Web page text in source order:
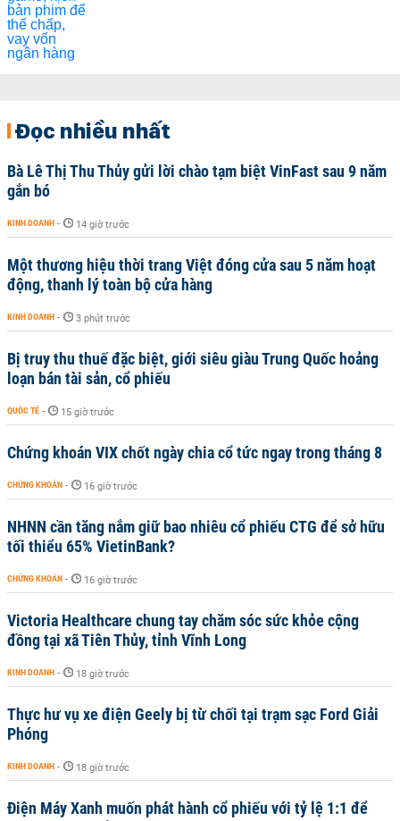
Đọc nhiều nhất
Bà Lê Thị Thu Thủy gửi lời chào tạm biệt VinFast sau 9 năm
gắn bó
KINH DOANH - 14 giờ trước
Một thương hiệu thời trang Việt đóng cửa sau 5 năm hoạt
động, thanh lý toàn bộ cửa hàng
KINH DOANH - 3 phút trước
Bị truy thu thuế đặc biệt, giới siêu giàu Trung Quốc hoảng
loạn bán tài sản, cổ phiếu
QUỐC TẾ - 15 giờ trước
Chứng khoán VIX chốt ngày chia cổ tức ngay trong tháng 8
CHỨNG KHOÁN - 16 giờ trước
NHNN cần tăng nắm giữ bao nhiêu cổ phiếu CTG để sở hữu
tối thiểu 65% VietinBank?
CHỨNG KHOÁN - 16 giờ trước
Victoria Healthcare chung tay chăm sóc sức khỏe cộng
đồng tại xã Tiên Thủy, tỉnh Vĩnh Long
KINH DOANH - 18 giờ trước
Thực hư vụ xe điện Geely bị từ chối tại trạm sạc Ford Giải
Phóng
KINH DOANH - 18 giờ trước
Điện Máy Xanh muốn phát hành cổ phiếu với tỷ lệ 1:1 để